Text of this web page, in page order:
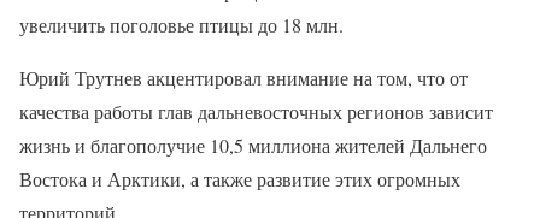
увеличить поголовье птицы до 18 млн.
Юрий Трутнев акцентировал внимание на том, что от
качества работы глав дальневосточных регионов зависит
жизнь и благополучие 10,5 миллиона жителей Дальнего
Востока и Арктики, а также развитие этих огромных
территорий.